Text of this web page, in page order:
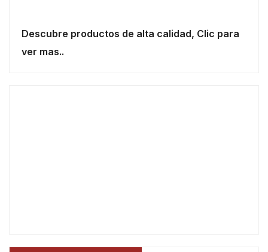
Descubre productos de alta calidad, Clic para
ver mas..